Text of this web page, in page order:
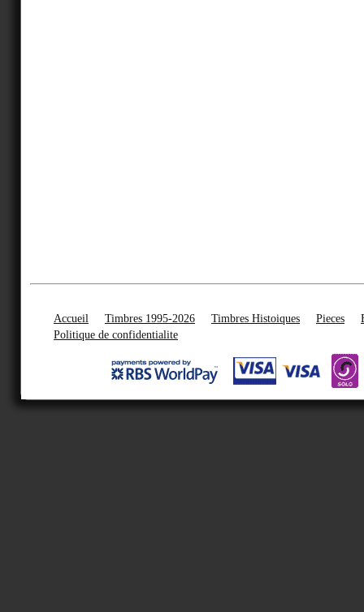
Accueil Timbres 1995-2026 Timbres Histoiques Pieces
Politique de confidentialite